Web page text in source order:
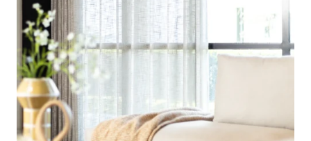
haal
je
het
meeste
uit
natuurlijk
licht